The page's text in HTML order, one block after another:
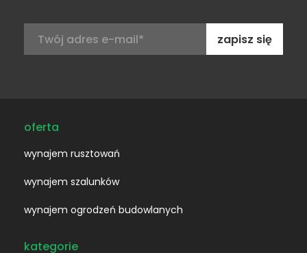
oferta
wynajem rusztowań
wynajem szalunków
wynajem ogrodzeń budowlanych
kategorie